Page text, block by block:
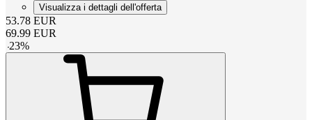
Visualizza i dettagli dell'offerta
53.78 EUR
69.99 EUR
-23%